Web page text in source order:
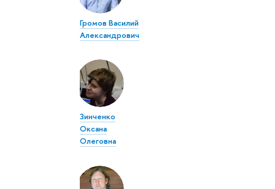
Громов Василий
Александрович
Зинченко
Оксана
Олеговна